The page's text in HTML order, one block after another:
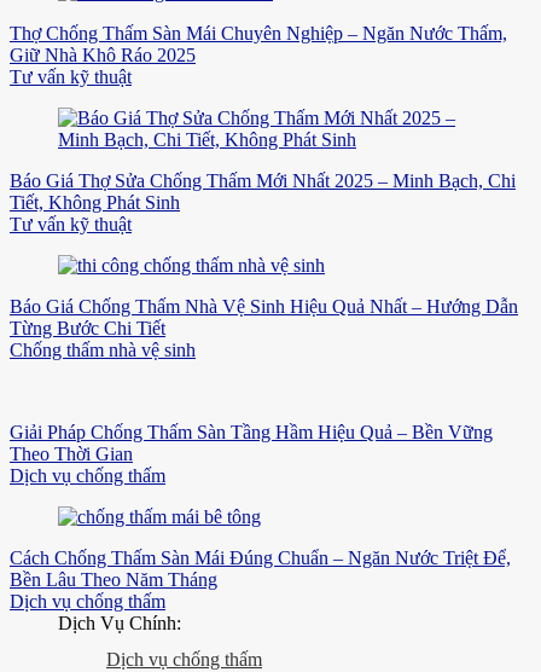
Thợ Chống Thấm Sàn Mái Chuyên Nghiệp – Ngăn Nước Thấm,
Giữ Nhà Khô Ráo 2025
Tư vấn kỹ thuật
Báo Giá Thợ Sửa Chống Thấm Mới Nhất 2025 – Minh Bạch, Chi
Tiết, Không Phát Sinh
Tư vấn kỹ thuật
Báo Giá Chống Thấm Nhà Vệ Sinh Hiệu Quả Nhất – Hướng Dẫn
Từng Bước Chi Tiết
Chống thấm nhà vệ sinh
Giải Pháp Chống Thấm Sàn Tầng Hầm Hiệu Quả – Bền Vững
Theo Thời Gian
Dịch vụ chống thấm
Cách Chống Thấm Sàn Mái Đúng Chuẩn – Ngăn Nước Triệt Để,
Bền Lâu Theo Năm Tháng
Dịch vụ chống thấm
Dịch Vụ Chính:
Dịch vụ chống thấm